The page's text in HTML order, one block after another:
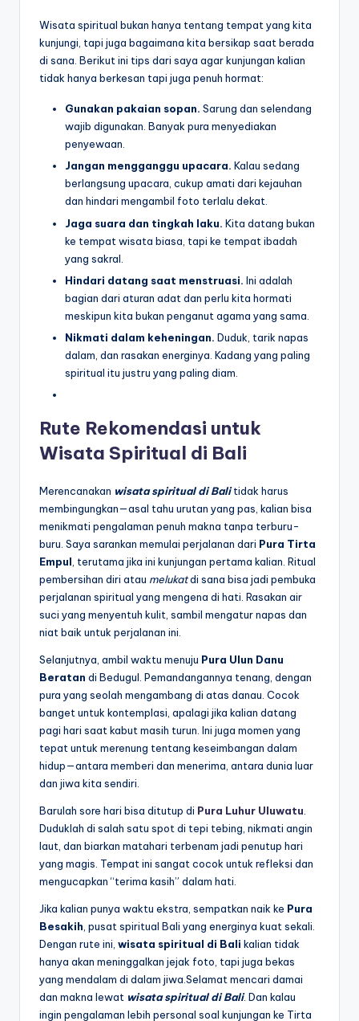
Wisata spiritual bukan hanya tentang tempat yang kita
kunjungi, tapi juga bagaimana kita bersikap saat berada
di sana. Berikut ini tips dari saya agar kunjungan kalian
tidak hanya berkesan tapi juga penuh hormat:
Gunakan pakaian sopan. Sarung dan selendang
wajib digunakan. Banyak pura menyediakan
penyewaan.
Jangan mengganggu upacara. Kalau sedang
berlangsung upacara, cukup amati dari kejauhan
dan hindari mengambil foto terlalu dekat.
Jaga suara dan tingkah laku. Kita datang bukan
ke tempat wisata biasa, tapi ke tempat ibadah
yang sakral.
Hindari datang saat menstruasi. Ini adalah
bagian dari aturan adat dan perlu kita hormati
meskipun kita bukan penganut agama yang sama.
Nikmati dalam keheningan. Duduk, tarik napas
dalam, dan rasakan energinya. Kadang yang paling
spiritual itu justru yang paling diam.
Rute Rekomendasi untuk
Wisata Spiritual di Bali
Merencanakan wisata spiritual di Balitidak harus
membingungkan—asal tahu urutan yang pas, kalian bisa
menikmati pengalaman penuh makna tanpa terburu-
buru. Saya sarankan memulai perjalanan dari Pura Tirta
Empul , terutama jika ini kunjungan pertama kalian. Ritual
pembersihan diri atau melukatdi sana bisa jadi pembuka
perjalanan spiritual yang mengena di hati. Rasakan air
suci yang menyentuh kulit, sambil mengatur napas dan
niat baik untuk perjalanan ini.
Selanjutnya, ambil waktu menuju Pura Ulun Danu
Beratan di Bedugul. Pemandangannya tenang, dengan
pura yang seolah mengambang di atas danau. Cocok
banget untuk kontemplasi, apalagi jika kalian datang
pagi hari saat kabut masih turun. Ini juga momen yang
tepat untuk merenung tentang keseimbangan dalam
hidup—antara memberi dan menerima, antara dunia luar
dan jiwa kita sendiri.
Barulah sore hari bisa ditutup di Pura Luhur Uluwatu
Duduklah di salah satu spot di tepi tebing, nikmati angin
laut, dan biarkan matahari terbenam jadi penutup hari
yang magis. Tempat ini sangat cocok untuk refleksi dan
mengucapkan “terima kasih” dalam hati.
Jika kalian punya waktu ekstra, sempatkan naik ke Pura
Besakih , pusat spiritual Bali yang energinya kuat sekali.
Dengan rute ini, wisata spiritual di Bali kalian tidak
hanya akan meninggalkan jejak foto, tapi juga bekas
yang mendalam di dalam jiwa.Selamat mencari damai
dan makna lewat wisata spiritual di Bali. Dan kalau
ingin pengalaman lebih personal soal kunjungan ke Tirta